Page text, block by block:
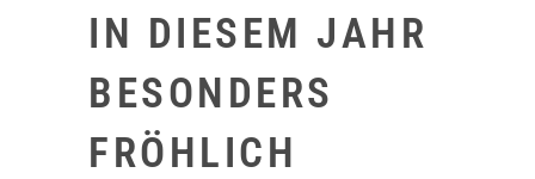
IN DIESEM JAHR
BESONDERS
FRÖHLICH